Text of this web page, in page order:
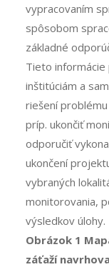
vypracovaním
spôsobom
základné
Tieto
inštitúciám a
riešení
príp. ukončiť
odporučiť
ukončení
vybraných
monitorovania,
výsledkov úlohy.
Obrázok 1
záťaží